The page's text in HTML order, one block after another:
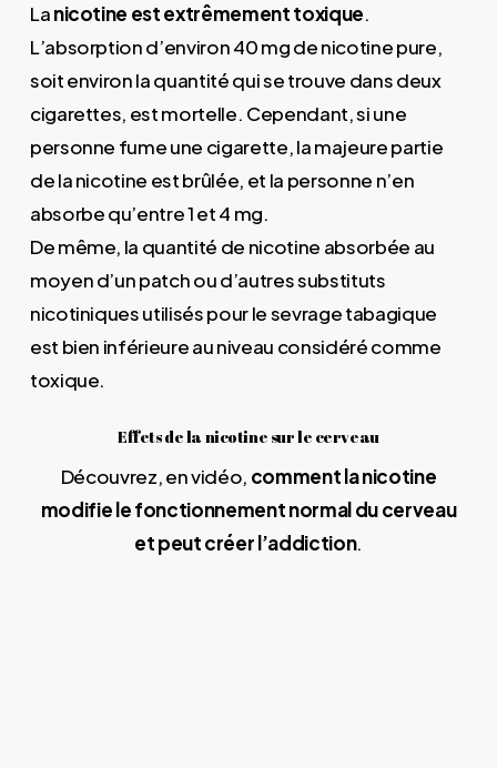
Lanicotine est extrêmement toxique.
L’absorption d’environ 40 mg de nicotine pure,
soit environ la quantité qui se trouve dans deux
cigarettes, est mortelle. Cependant, si une
personne fume une cigarette, la majeure partie
de la nicotine est brûlée, et la personne n’en
absorbe qu’entre 1 et 4 mg.
De même, la quantité de nicotine absorbée au
moyen d’un patch ou d’autres substituts
nicotiniques utilisés pour le sevrage tabagique
est bien inférieure au niveau considéré comme
toxique.
Effets de la nicotine sur le cerveau
Découvrez, en vidéo, comment la nicotine
modifie le fonctionnement normal du cerveau
et peut créer l’addiction.